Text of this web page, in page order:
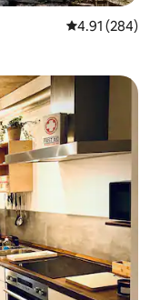
평점 4.91점(5
4.91 (284)